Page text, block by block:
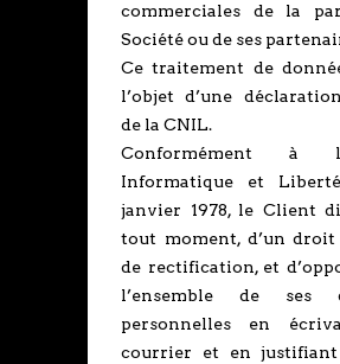
commerciales de la
Société ou de ses
Ce traitement de
l’objet d’une
de la CNIL.
Conformément
Informatique et
janvier 1978, le Client
tout moment, d’un droit
de rectification, et
l’ensemble de ses
personnelles en
courrier et en